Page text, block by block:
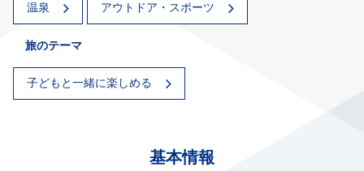
温泉 アウトドア・スポーツ
旅のテーマ
子どもと一緒に楽しめる
基本情報